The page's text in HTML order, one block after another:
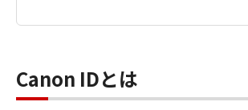
Canon IDとは